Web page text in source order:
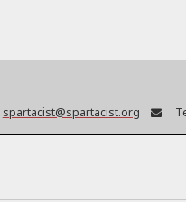
spartacist@spartacist.org